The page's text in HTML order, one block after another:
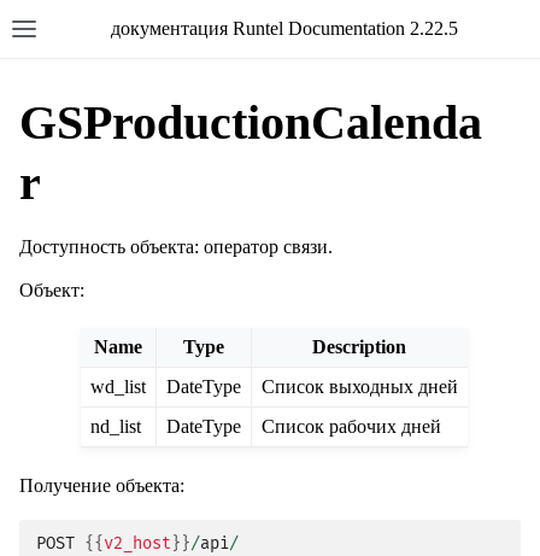
документация Runtel Documentation 2.22.5
GSProductionCalenda
r
Доступность объекта: оператор связи.
Объект:
Name Type
Description
wd_list
DateType
Список выходных дней
nd_list
DateType Список рабочих дней
Получение объекта:
POST {{v2_host }}/api/